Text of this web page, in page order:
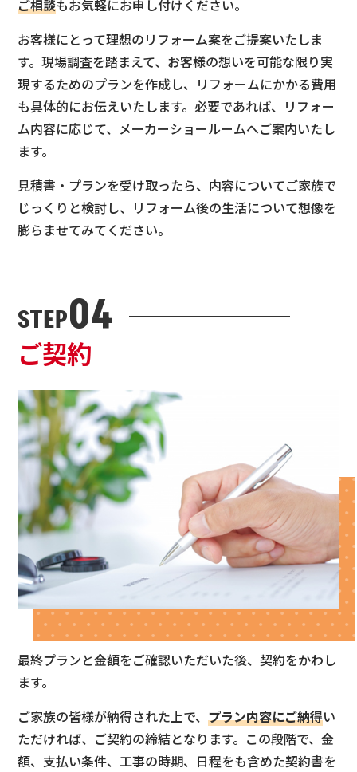
ご相談もお気軽にお申し付けください。
お客様にとって理想のリフォーム案をご提案いたしま
す。現場調査を踏まえて、お客様の想いを可能な限り実
現するためのプランを作成し、リフォームにかかる費用
も具体的にお伝えいたします。必要であれば、リフォー
ム内容に応じて、メーカーショールームへご案内いたし
ます。
見積書・プランを受け取ったら、内容についてご家族で
じっくりと検討し、リフォーム後の生活について想像を
膨らませてみてください。
STEP04
ご契約
最終プランと金額をご確認いただいた後、契約をかわし
ます。
ご家族の皆様が納得された上で、 プラン内容にご納得い
ただければ、ご契約の締結となります。この段階で、金
額、支払い条件、工事の時期、日程をも含めた契約書を